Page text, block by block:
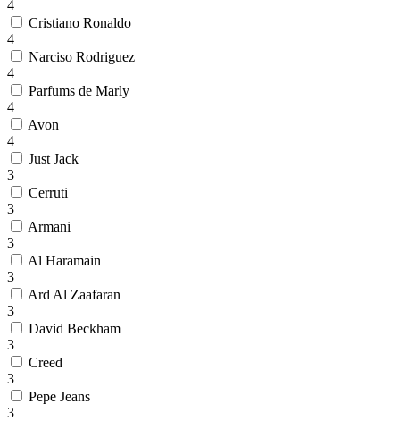
4
Cristiano Ronaldo
4
Narciso Rodriguez
4
Parfums de Marly
4
Avon
4
Just Jack
3
Cerruti
3
Armani
3
Al Haramain
3
Ard Al Zaafaran
3
David Beckham
3
Creed
3
Pepe Jeans
3